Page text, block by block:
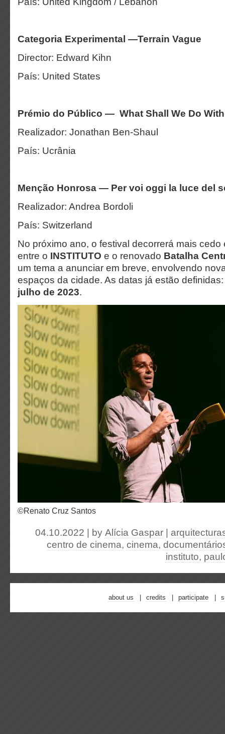
Categoria Experimental —Terrain Vague
Director: Edward Kihn
País: United States
Prémio do Público — What Shall We Do
Realizador: Jonathan Ben-Shaul
País: Ucrânia
Menção Honrosa — Per voi oggi la luce del
Realizador: Andrea Bordoli
País: Switzerland
No próximo ano, o festival decorrerá mais
entre o INSTITUTO e o renovado Batalha
um tema a anunciar em breve, envolvendo
espaços da cidade. As datas já estão
julho de 2023.
©Renato Cruz Santos
04.10.2022 | by Alícia Gaspar
centro de cinema, cinema,
instituto,
about us credits participate